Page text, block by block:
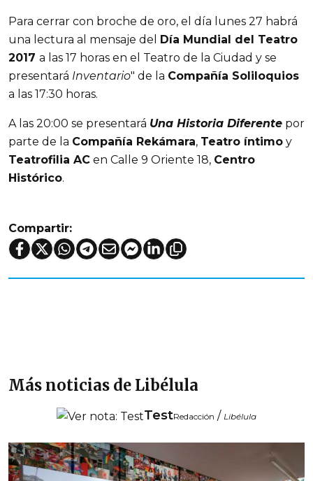
Para cerrar con broche de oro, el día lunes 27 habrá
una lectura al mensaje del
Día Mundial del Teatro
2017 a las 17 horas en el Teatro de la Ciudad y se
presentará Inventario" de la Compañía Soliloquios
a las 17:30 horas.
A las 20:00 se presentará Una Historia Diferente por
parte de la Compañía Rekámara, Teatro íntimo y
Teatrofilia AC en Calle 9 Oriente 18, Centro
Histórico.
Compartir:
Más noticias de Libélula
TestRedacción / Libélula